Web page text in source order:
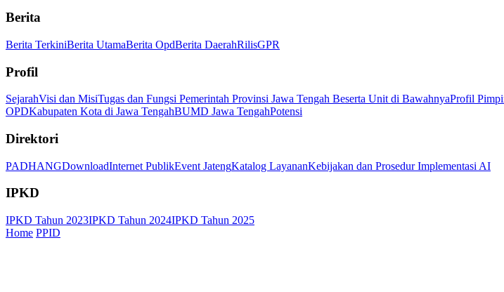
Berita
Berita TerkiniBerita UtamaBerita OpdBerita DaerahRilisGPR
Profil
SejarahVisi dan MisiTugas dan Fungsi Pemerintah Provinsi Jawa Tengah Beserta Unit di BawahnyaProfil
OPDKabupaten Kota di Jawa TengahBUMD Jawa TengahPotensi
Direktori
PADHANGDownloadInternet PublikEvent JatengKatalog LayananKebijakan dan Prosedur Implementasi AI
IPKD
IPKD Tahun 2023IPKD Tahun 2024IPKD Tahun 2025
Home PPID